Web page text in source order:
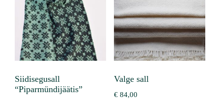
Siidisegusall
“Piparmündijäätis”
Valge sall
€84,00